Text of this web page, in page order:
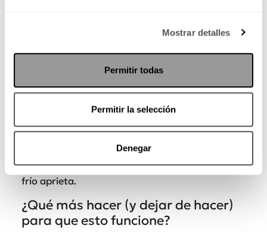
Mostrar detalles
Permitir todas
Permitir la selección
Denegar
4. Masaje con piedra Gua Sha
Cómo:Pasa la piedra desde el centro del rostro
Estimula drenaje linfático y mejora el
glow. Guarda la piedra en el refri. Porque sí, el
frío aprieta.
¿Qué más hacer (y dejar de hacer)
para que esto funcione?